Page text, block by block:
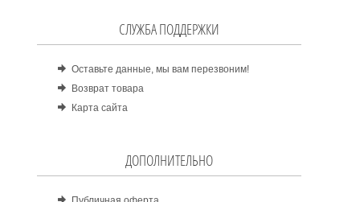
СЛУЖБА ПОДДЕРЖКИ
Оставьте данные, мы вам перезвоним!
Возврат товара
Карта сайта
ДОПОЛНИТЕЛЬНО